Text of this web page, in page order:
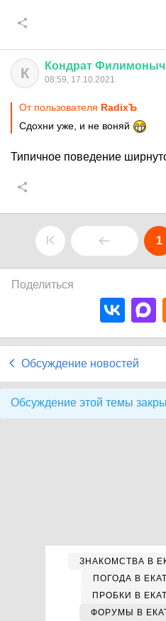
К Кондрат Филимоныч
08:59, 17.10.2021
От пользователя RadixЪ
Сдохни уже, и не воняй
Типичное поведение
1
Поделиться
Обсуждение новостей
Обсуждение этой темы
ЗНАКОМСТВА В
ПОГОДА В
ПРОБКИ В
ФОРУМЫ В